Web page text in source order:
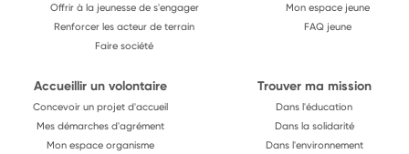
Offrir à la jeunesse de s'engager
Renforcer les acteur de terrain
Faire société
Mon espace jeune
FAQ jeune
Accueillir un volontaire
Concevoir un projet d'accueil
Mes démarches d'agrément
Mon espace organisme
Trouver ma mission
Dans l'éducation
Dans la solidarité
Dans l'environnement